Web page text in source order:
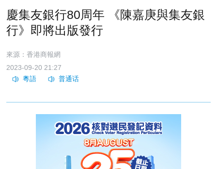
慶集友銀行80周年 《陳嘉庚與集友銀
行》即將出版發行
來源：香港商報網
2023-09-20 21:27